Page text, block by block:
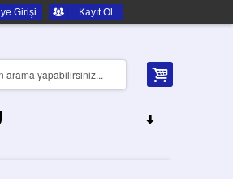
Girişi Kayıt Ol